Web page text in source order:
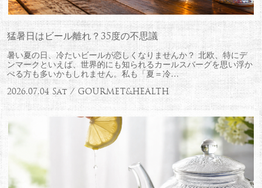
猛暑日はビール離れ？35度の不思議
暑い夏の日、冷たいビールが恋しくなりませんか？ 北欧、特にデ
ンマークといえば、世界的にも知られるカールスバーグを思い浮か
べる方も多いかもしれません。私も「夏＝冷…
2026.07.04 Sat / GOURMET&HEALTH